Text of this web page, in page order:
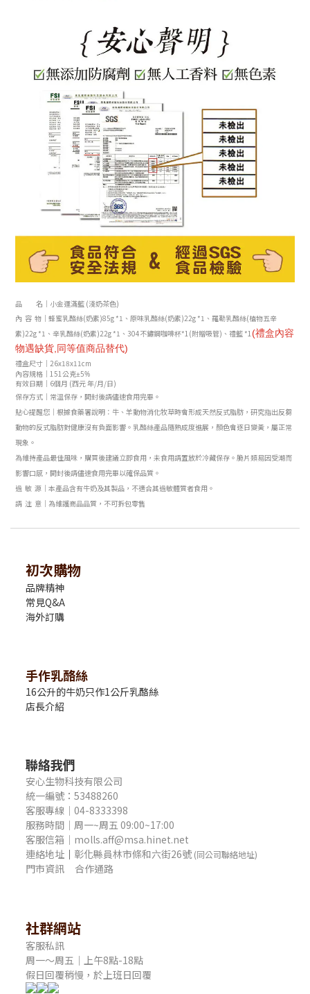
品 名｜小金運滿籃 (淺奶茶色)
內 容 物｜ 蜂蜜乳酪絲(奶素)85g *1 、 原味乳酪絲(奶素)22g *1 、羅勒乳酪絲(植物五辛
素)22g *1 、辛乳酪絲(奶素)22g *1 、304不鏽鋼咖啡杯*1(附贈吸管) 、禮籃 *1 (禮盒內容
物遇缺貨,同等值商品替代)
禮盒尺寸│26x18x11cm
內容規格｜151 公克±5%
有效日期｜6個月 (西元 年/月/日)
保存方式｜ 常溫保存，開封後請儘速食用完畢。
貼心提醒您｜ 根據食藥署說明：牛、羊動物消化牧草時會形成天然反式脂肪，研究指出反芻
動物的反式脂肪對健康沒有負面影響。乳酪絲產品隨熟成度進展，顏色會逐日變黃，屬正常
現象。
為維持產品最佳風味，購買後建議立即食用，未食用請置放於冷藏保存。脆片類易因受潮而
影響口感， 開封後請儘速食用完畢以確保品質。
過 敏 源｜ 本產品含有牛奶及其製品，不適合其過敏體質者食用。
請 注 意｜ 為維護商品品質，不可拆包零售
初次購物
品牌精神
常見Q&A
海外訂購
手作乳酪絲
16公升的牛奶只作1公斤乳酪絲
店長介紹
聯絡我們
安心生物科技有限公司
統一編號：53488260
客服專線｜04-8333398
服務時間｜周一~周五 09:00~17:00
客服信箱｜molls.aff@msa.hinet.net
連絡地址 ｜ 彰化縣員林市條和六街26號 (同公司聯絡地址)
門市資訊 合作通路
社群網站
客服私訊
周一～周五｜上午8點-18點
假日回覆稍慢，於上班日回覆